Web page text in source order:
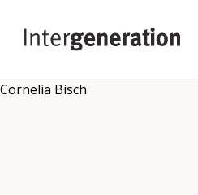
Cornelia Bisch